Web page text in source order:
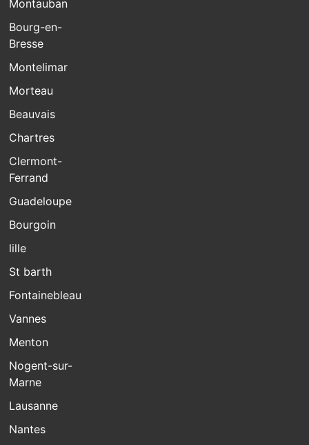
Montauban
Bourg-en-
Bresse
Montelimar
Morteau
Beauvais
Chartres
Clermont-
Ferrand
Guadeloupe
Bourgoin
lille
St barth
Fontainebleau
Vannes
Menton
Nogent-sur-
Marne
Lausanne
Nantes